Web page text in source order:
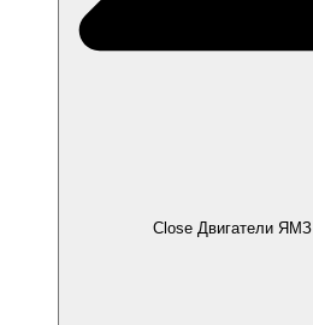
Close Двигатели ЯМЗ